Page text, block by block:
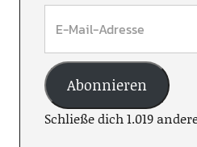
Abonnieren
Schließe dich 1.019